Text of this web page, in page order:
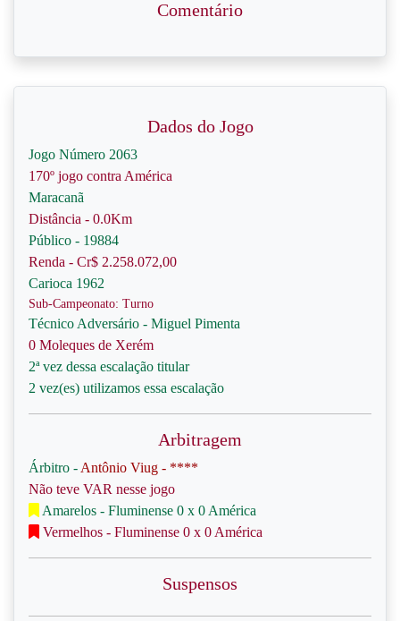
Comentário
Dados do Jogo
Jogo Número 2063
170º jogo contra América
Maracanã
Distância - 0.0Km
Público - 19884
Renda - Cr$ 2.258.072,00
Carioca 1962
Sub-Campeonato: Turno
Técnico Adversário - Miguel Pimenta
0 Moleques de Xerém
2ª vez dessa escalação titular
2 vez(es) utilizamos essa escalação
Arbitragem
Árbitro - Antônio Viug - ****
Não teve VAR nesse jogo
Amarelos - Fluminense 0 x 0 América
Vermelhos - Fluminense 0 x 0 América
Suspensos